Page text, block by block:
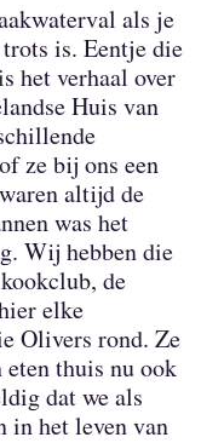
als je
is. Eentje die
het verhaal over
Huis van
ze bij ons een
altijd de
was het
Wij hebben die
de
elke
Olivers rond. Ze
thuis nu ook
dat we als
in het leven van